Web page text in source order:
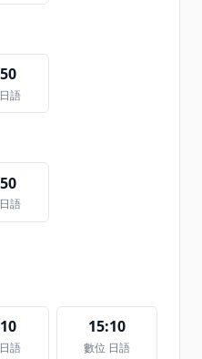
語
語
語
15:10
數位 日語